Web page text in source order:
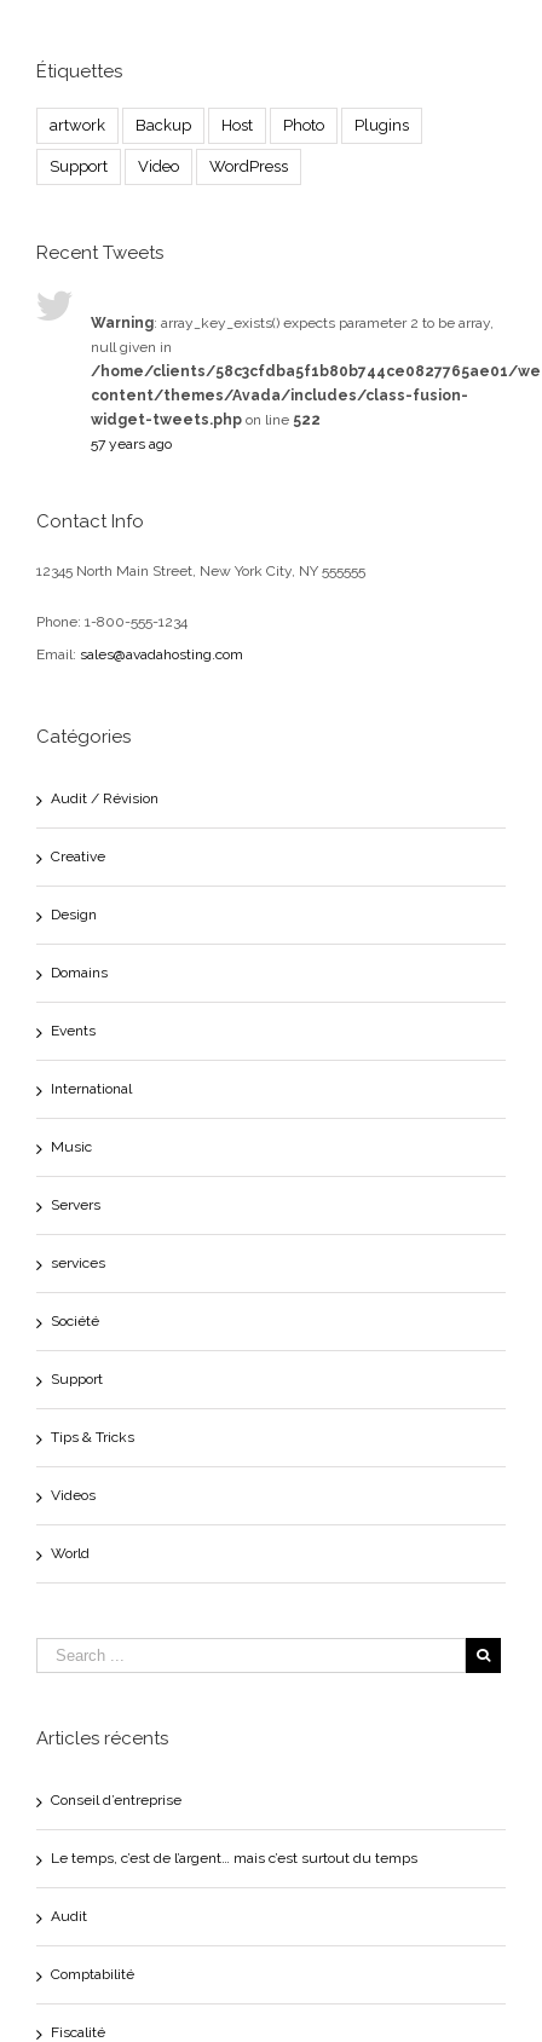
Étiquettes
artwork Backup Host Photo Plugins
Support Video WordPress
Recent Tweets
Warning: array_key_exists() expects parameter 2 to be array,
null given in
/home/clients/58c3cfdba5f1b80b744ce0827765ae01/
content/themes/Avada/includes/class-fusion-
widget-tweets.php on line 522
57 years ago
Contact Info
12345 North Main Street, New York City, NY 555555
Phone: 1-800-555-1234
Email: sales@avadahosting.com
Catégories
Audit / Révision
Creative
Design
Domains
Events
International
Music
Servers
services
Société
Support
Tips & Tricks
Videos
World
Articles récents
Conseil d’entreprise
Le temps, c’est de l’argent… mais c’est surtout du temps
Audit
Comptabilité
Fiscalité